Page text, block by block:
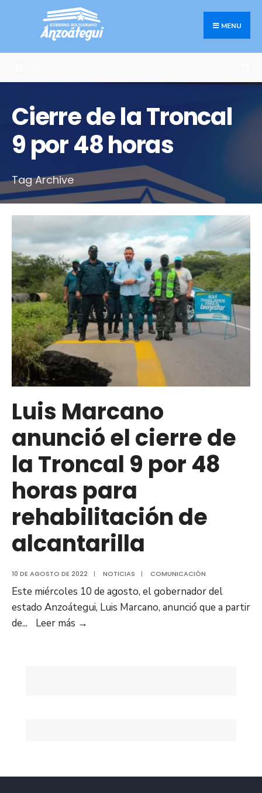
MENU
Cierre de la Troncal
9 por 48 horas
Tag Archive
Luis Marcano
anunció el cierre de
la Troncal 9 por 48
horas para
rehabilitación de
alcantarilla
10 DE AGOSTO DE 2022 | NOTICIAS | COMUNICACIÓN
Este miércoles 10 de agosto, el gobernador del
estado Anzoátegui, Luis Marcano, anunció que a partir
de... Leer más →
48
Search